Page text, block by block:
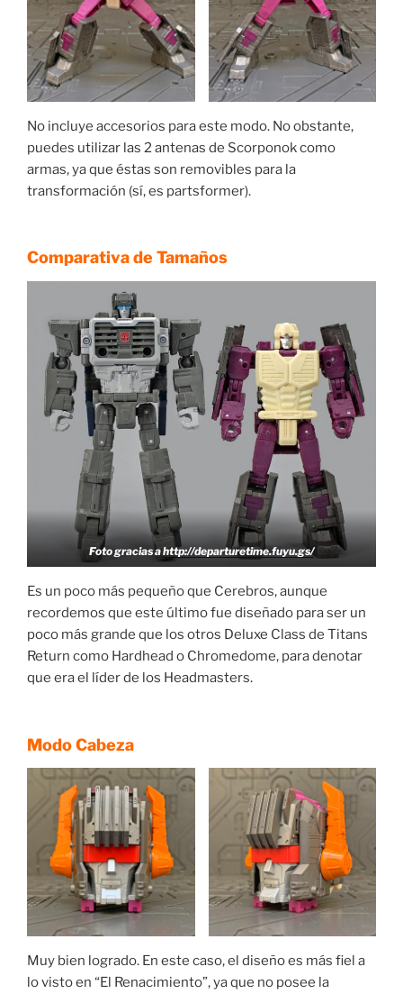
No incluye accesorios para este modo. No obstante,
puedes utilizar las 2 antenas de Scorponok como
armas, ya que éstas son removibles para la
transformación (sí, es partsformer).
Comparativa de Tamaños
Foto gracias ahttp://departuretime.fuyu.gs/
Es un poco más pequeño que Cerebros, aunque
recordemos que este último fue diseñado para ser un
poco más grande que los otros Deluxe Class de Titans
Return como Hardhead o Chromedome, para denotar
que era el líder de los Headmasters.
Modo Cabeza
Muy bien logrado. En este caso, el diseño es más fiel a
lo visto en “El Renacimiento”, ya que no posee la